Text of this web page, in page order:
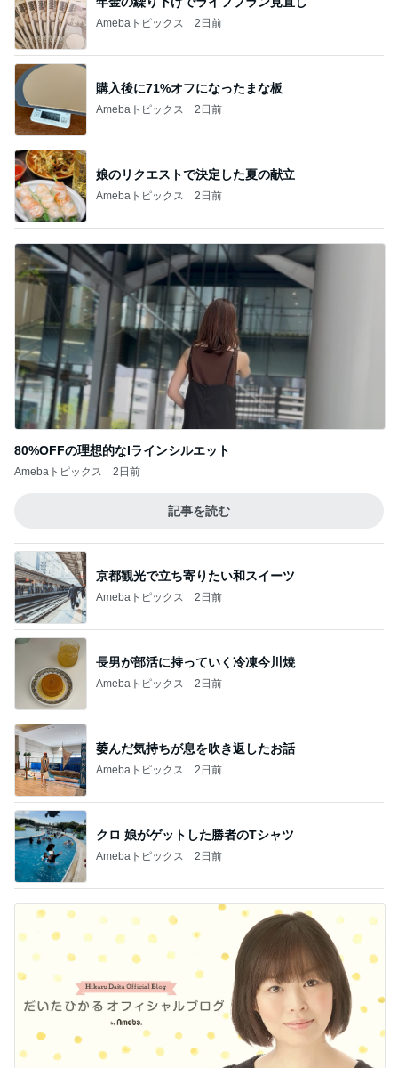
Amebaトピックス 2日前
購入後に71%オフになったまな板
Amebaトピックス 2日前
娘のリクエストで決定した夏の献立
Amebaトピックス 2日前
80%OFFの理想的なIラインシルエット
Amebaトピックス 2日前
記事を読む
京都観光で立ち寄りたい和スイーツ
Amebaトピックス 2日前
長男が部活に持っていく冷凍今川焼
Amebaトピックス 2日前
萎んだ気持ちが息を吹き返したお話
Amebaトピックス 2日前
クロ 娘がゲットした勝者のTシャツ
Amebaトピックス 2日前